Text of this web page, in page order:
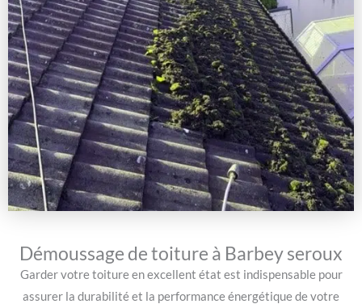
Démoussage de toiture à Barbey seroux
Garder votre toiture en excellent état est indispensable pour
assurer la durabilité et la performance énergétique de votre